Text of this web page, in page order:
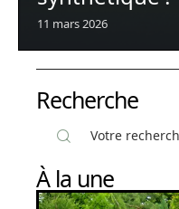
11 mars 2026
Recherche
À la une